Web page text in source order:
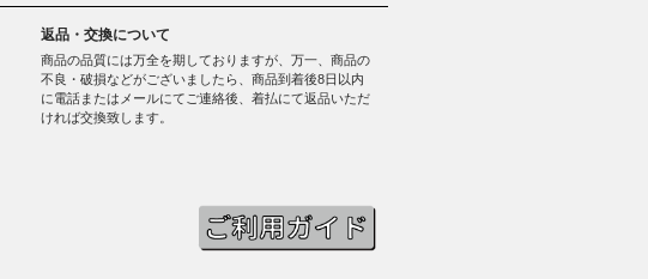
返品・交換について
商品の品質には万全を期しておりますが、万一、商品の
不良・破損などがございましたら、商品到着後8日以内
に電話またはメールにてご連絡後、着払にて返品いただ
ければ交換致します。